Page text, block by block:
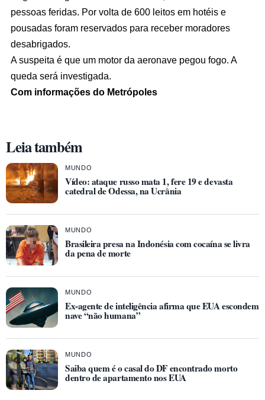
pessoas feridas. Por volta de 600 leitos em hotéis e
pousadas foram reservados para receber moradores
desabrigados.
A suspeita é que um motor da aeronave pegou fogo. A
queda será investigada.
Com informações do Metrópoles
Leia também
MUNDO
Vídeo: ataque russo mata 1, fere 19 e devasta
catedral de Odessa, na Ucrânia
MUNDO
Brasileira presa na Indonésia com cocaína se livra
da pena de morte
MUNDO
Ex-agente de inteligência afirma que EUA escondem
nave “não humana”
MUNDO
Saiba quem é o casal do DF encontrado morto
dentro de apartamento nos EUA